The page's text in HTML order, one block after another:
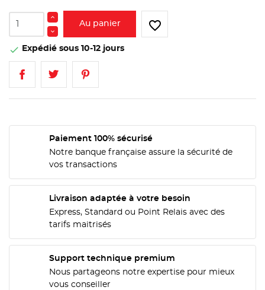
Au panier favorite_border
 Expédié sous 10-12 jours
Paiement 100% sécurisé
Notre banque française assure la sécurité de
vos transactions
Livraison adaptée à votre besoin
Express, Standard ou Point Relais avec des
tarifs maitrisés
Support technique premium
Nous partageons notre expertise pour mieux
vous conseiller
MES LISTES
add_circle_outline Créer une nouvelle liste
CRÉER UNE LISTE D'ENVIES
NOM DE LA LISTE D'ENVIES
Annuler
CONNEXION
Vous devez être connecté pour ajouter des produits
Annuler Connexion